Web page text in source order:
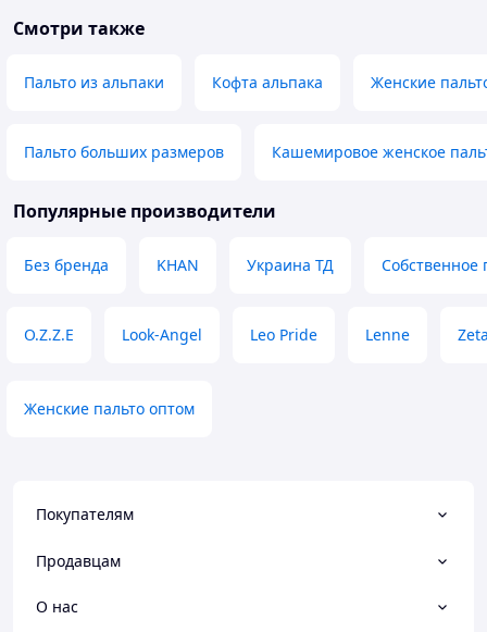
розміру. Відправлення на Нп також
Рекомендую і товар і магазин.
довжина.
товар.. в
вішаку...
Смотри также
Пальто из альпаки Кофта альпака Женские
Пальто больших размеров Кашемировое женское
Популярные производители
Без бренда KHAN Украина ТД Собственное
O.Z.Z.E Look-Angel Leo Pride Lenne
Женские пальто оптом
Покупателям
Продавцам
О нас